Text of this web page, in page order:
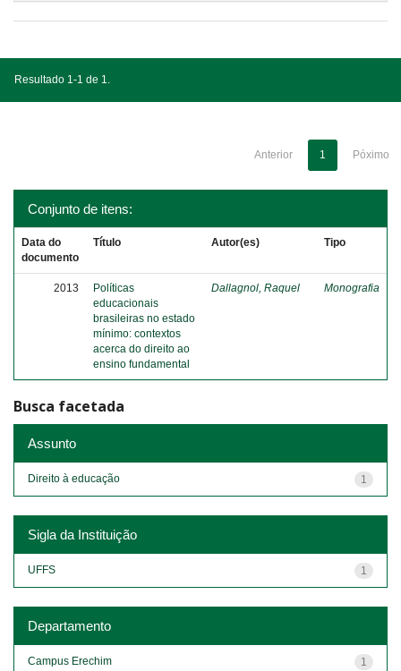
Resultado 1-1 de 1.
Anterior 1 Póximo
Conjunto de itens:
Data do
documento
Título Autor(es) Tipo
2013
Políticas
educacionais
brasileiras no estado
mínimo: contextos
acerca do direito ao
ensino fundamental
Dallagnol, Raquel Monografia
Busca facetada
Assunto
1
Direito à educação
Sigla da Instituição
1
UFFS
Departamento
1
Campus Erechim